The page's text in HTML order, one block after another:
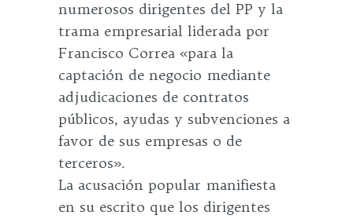
numerosos dirigentes del PP y la
trama empresarial liderada por
Francisco Correa «para la
captación de negocio mediante
adjudicaciones de contratos
públicos, ayudas y subvenciones a
favor de sus empresas o de
terceros».
La acusación popular manifiesta
en su escrito que los dirigentes